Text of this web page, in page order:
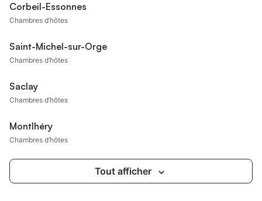
Corbeil-Essonnes
Chambres d’hôtes
Saint-Michel-sur-Orge
Chambres d’hôtes
Saclay
Chambres d’hôtes
Montlhéry
Chambres d’hôtes
Tout afficher